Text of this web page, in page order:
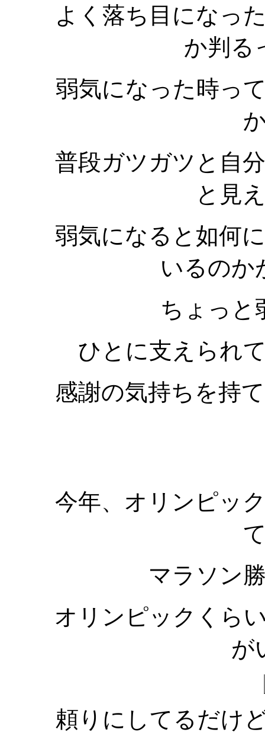
よく落ち目になっ
か判る
弱気になった時っ
普段ガツガツと自
と見
弱気になると如何
いるのか
ちょっと
ひとに支えられ
感謝の気持ちを持
今年、オリンピッ
マラソン
オリンピックくら
が
頼りにしてるだけ